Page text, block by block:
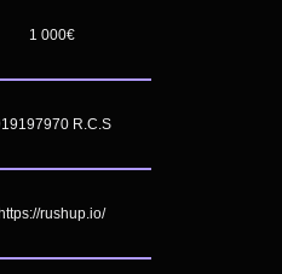
1 000€
R.C.S
https://rushup.io/